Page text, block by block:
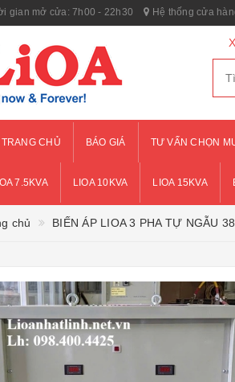
gian mở cửa: 7h00 - 22h30 Hệ thống cửa
CHỦ BÁO GIÁ TƯ VẤN CHỌN
7.5KVA LIOA 10KVA LIOA 15KVA
chủ BIẾN ÁP LIOA 3 PHA TỰ NGẪU